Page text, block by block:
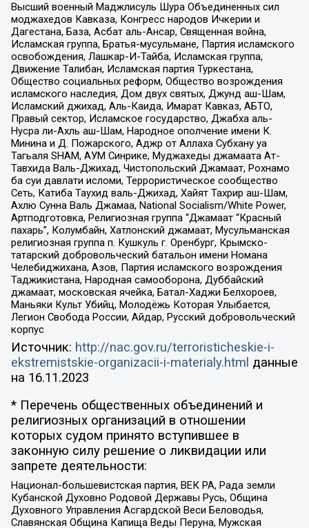
Высший военный Маджлисуль Шура Объединенных сил
моджахедов Кавказа, Конгресс народов Ичкерии и
Дагестана, База, Асбат аль-Ансар, Священная война,
Исламская группа, Братья-мусульмане, Партия исламского
освобождения, Лашкар-И-Тайба, Исламская группа,
Движение Талибан, Исламская партия Туркестана,
Общество социальных реформ, Общество возрождения
исламского наследия, Дом двух святых, Джунд аш-Шам,
Исламский джихад, Аль-Каида, Имарат Кавказ, АБТО,
Правый сектор, Исламское государство, Джабха аль-
Нусра ли-Ахль аш-Шам, Народное ополчение имени К.
Минина и Д. Пожарского, Аджр от Аллаха Субхану уа
Тагьаля SHAM, АУМ Синрике, Муджахеды джамаата Ат-
Тавхида Валь-Джихад, Чистопольский Джамаат, Рохнамо
ба суи давлати исломи, Террористическое сообщество
Сеть, Катиба Таухид валь-Джихад, Хайят Тахрир аш-Шам,
Ахлю Сунна Валь Джамаа, National Socialism/White Power,
Артподготовка, Религиозная группа “Джамаат “Красный
пахарь”, Колумбайн, Хатлонский джамаат, Мусульманская
религиозная группа п. Кушкуль г. Оренбург, Крымско-
татарский добровольческий батальон имени Номана
Челебиджихана, Азов, Партия исламского возрождения
Таджикистана, Народная самооборона, Дуббайский
джамаат, московская ячейка, Батал-Хаджи Белхороев,
Маньяки Культ Убийц, Молодёжь Которая Улыбается,
Легион Свобода России, Айдар, Русский добровольческий
корпус
Источник: http://nac.gov.ru/terroristicheskie-i-
ekstremistskie-organizacii-i-materialy.html данные
на 16.11.2023
* Перечень общественных объединений и
религиозных организаций в отношении
которых судом принято вступившее в
законную силу решение о ликвидации или
запрете деятельности:
Национал-большевистская партия, ВЕК РА, Рада земли
Кубанской Духовно Родовой Державы Русь, Община
Духовного Управления Асгардской Веси Беловодья,
Славянская Община Капища Веды Перуна, Мужская